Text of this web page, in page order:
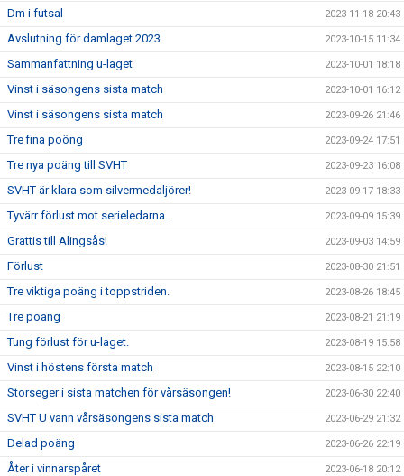
Dm i futsal 2023-11-18 20:43
Avslutning för damlaget 2023 2023-10-15 11:34
Sammanfattning u-laget 2023-10-01 18:18
Vinst i säsongens sista match 2023-10-01 16:12
Vinst i säsongens sista match 2023-09-26 21:46
Tre fina poöng 2023-09-24 17:51
Tre nya poäng till SVHT 2023-09-23 16:08
SVHT är klara som silvermedaljörer! 2023-09-17 18:33
Tyvärr förlust mot serieledarna. 2023-09-09 15:39
Grattis till Alingsås! 2023-09-03 14:59
Förlust 2023-08-30 21:51
Tre viktiga poäng i toppstriden. 2023-08-26 18:45
Tre poäng 2023-08-21 21:19
Tung förlust för u-laget. 2023-08-19 15:58
Vinst i höstens första match 2023-08-15 22:10
Storseger i sista matchen för vårsäsongen! 2023-06-30 22:40
SVHT U vann vårsäsongens sista match 2023-06-29 21:32
Delad poäng 2023-06-26 22:19
Åter i vinnarspåret 2023-06-18 20:12